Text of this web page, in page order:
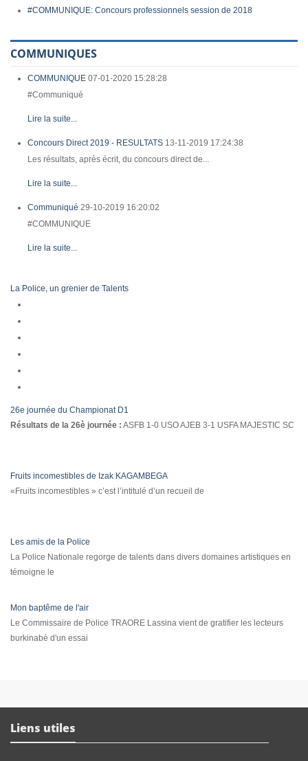
#COMMUNIQUE: Concours professionnels session de 2018
COMMUNIQUES
COMMUNIQUE 07-01-2020 15:28:28
#Communiqué
Lire la suite...
Concours Direct 2019 - RESULTATS 13-11-2019 17:24:38
Les résultats, après écrit, du concours direct de...
Lire la suite...
Communiqué 29-10-2019 16:20:02
#COMMUNIQUE
Lire la suite...
La Police, un grenier de Talents
26e journée du Championat D1
Résultats de la 26è journée : ASFB 1-0 USO AJEB 3-1 USFA MAJESTIC SC
Fruits incomestibles de Izak KAGAMBEGA
«Fruits incomestibles » c’est l’intitulé d’un recueil de
Les amis de la Police
La Police Nationale regorge de talents dans divers domaines artistiques en
témoigne le
Mon baptême de l'air
Le Commissaire de Police TRAORE Lassina vient de gratifier les lecteurs
burkinabè d'un essai
Liens utiles